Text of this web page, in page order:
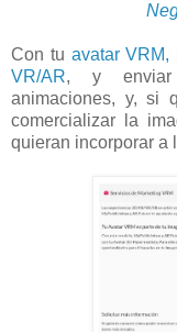
Con tu avatar VRM,
VR/AR, y enviar
animaciones, y, si
comercializar la
quieran incorporar a